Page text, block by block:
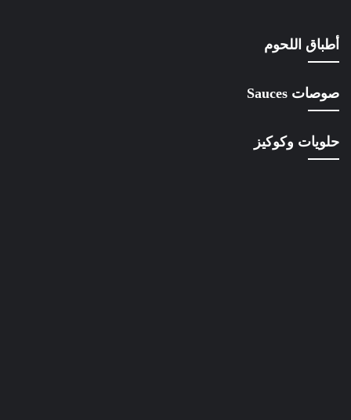
أطباق اللحوم
صوصات Sauces
حلويات وكوكيز